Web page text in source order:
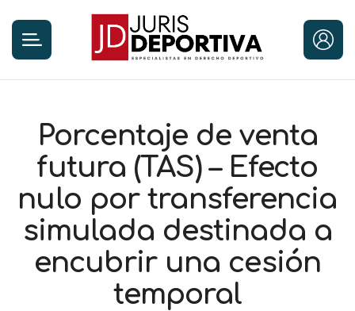
Porcentaje de venta
futura (TAS) – Efecto
nulo por transferencia
simulada destinada a
encubrir una cesión
temporal